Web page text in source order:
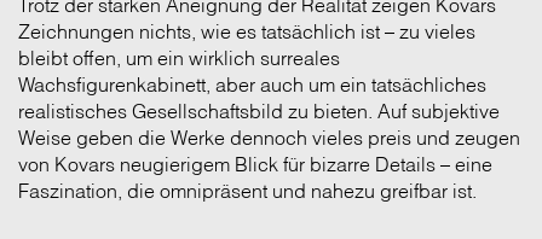
Trotz der starken Aneignung der Realität zeigen Kovars
Zeichnungen nichts, wie es tatsächlich ist – zu vieles
bleibt offen, um ein wirklich surreales
Wachsfigurenkabinett, aber auch um ein tatsächliches
realistisches Gesellschaftsbild zu bieten. Auf subjektive
Weise geben die Werke dennoch vieles preis und zeugen
von Kovars neugierigem Blick für bizarre Details – eine
Faszination, die omnipräsent und nahezu greifbar ist.